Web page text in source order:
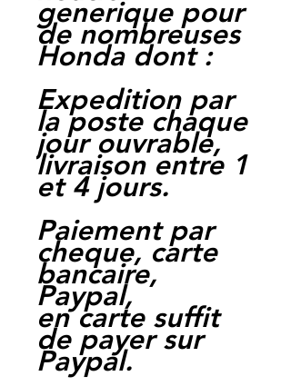
generique pour
de nombreuses
Honda dont :
Expedition par
la poste chaque
jour ouvrable,
livraison entre 1
et 4 jours.
Paiement par
cheque, carte
bancaire,
Paypal,
en carte suffit
de payer sur
Paypal.